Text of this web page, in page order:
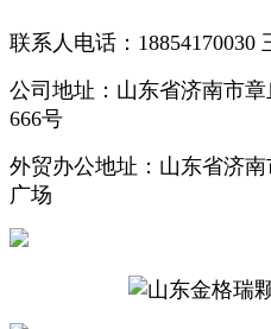
联系人电话：18854170030
公司地址：山东省济南市
666号
外贸办公地址：山东省济
广场